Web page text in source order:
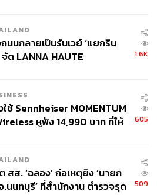
ถนนกลายเป็นรันเวย์ ‘แยกริน
จัด LANNA HAUTE
1.6K
ใช้ Sennheiser MOMENTUM
หูฟัง 14,990 บาท ที่ให้
605
สส. ‘ฉลอง’ ก่อเหตุยิง ‘นายก
.นนทบุรี’ ที่สำนักงาน ตำรวจรุด
509